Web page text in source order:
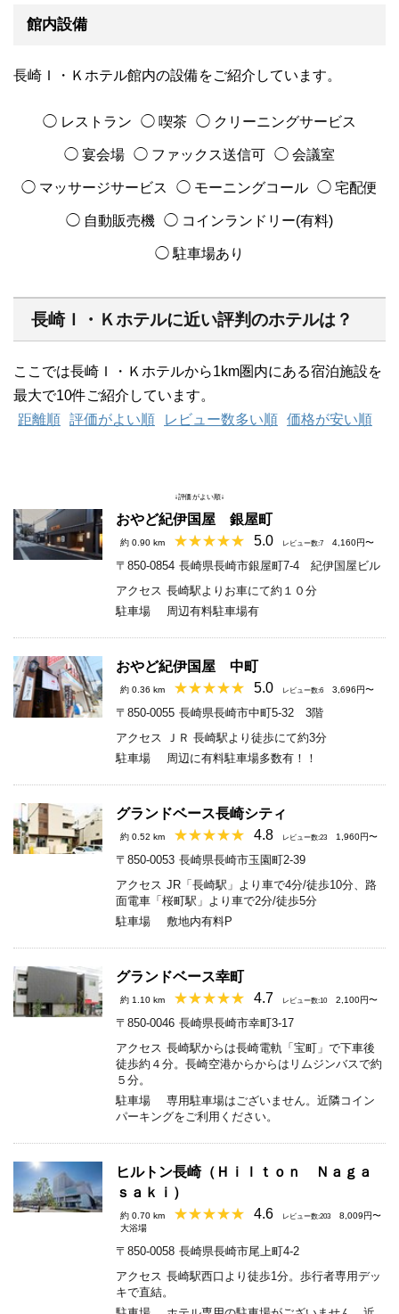
館内設備
長崎Ｉ・Ｋホテル館内の設備をご紹介しています。
◯ レストラン ◯ 喫茶 ◯ クリーニングサービス
◯ 宴会場 ◯ ファックス送信可 ◯ 会議室
◯ マッサージサービス ◯ モーニングコール ◯ 宅配便
◯ 自動販売機 ◯ コインランドリー(有料)
◯ 駐車場あり
長崎Ｉ・Ｋホテルに近い評判のホテルは？
ここでは長崎Ｉ・Ｋホテルから1km圏内にある宿泊施設を
最大で10件ご紹介しています。
距離順 評価がよい順 レビュー数多い順 価格が安い順
↓評価がよい順↓
おやど紀伊国屋 銀屋町
約 0.90 km 5.0 レビュー数:7 4,160円〜
〒850-0854 長崎県長崎市銀屋町7-4 紀伊国屋ビル
アクセス 長崎駅よりお車にて約１０分
駐車場
周辺有料駐車場有
おやど紀伊国屋 中町
約 0.36 km 5.0 レビュー数:6 3,696円〜
〒850-0055 長崎県長崎市中町5-32 3階
アクセス
ＪＲ 長崎駅より徒歩にて約3分
駐車場
周辺に有料駐車場多数有！！
グランドベース長崎シティ
約 0.52 km 4.8 レビュー数:23 1,960円〜
〒850-0053 長崎県長崎市玉園町2-39
アクセス JR「長崎駅」より車で4分/徒歩10分、路
面電車「桜町駅」より車で2分/徒歩5分
駐車場
敷地内有料P
グランドベース幸町
約 1.10 km 4.7 レビュー数:10 2,100円〜
〒850-0046 長崎県長崎市幸町3-17
アクセス 長崎駅からは長崎電軌「宝町」で下車後
徒歩約４分。長崎空港からからはリムジンバスで約
５分。
駐車場
専用駐車場はございません。近隣コイン
パーキングをご利用ください。
ヒルトン長崎（Ｈｉｌｔｏｎ Ｎａｇａ
ｓａｋｉ）
約 0.70 km 4.6 レビュー数:203
8,009円〜
大浴場
〒850-0058 長崎県長崎市尾上町4-2
アクセス 長崎駅西口より徒歩1分。歩行者専用デッ
キで直結。